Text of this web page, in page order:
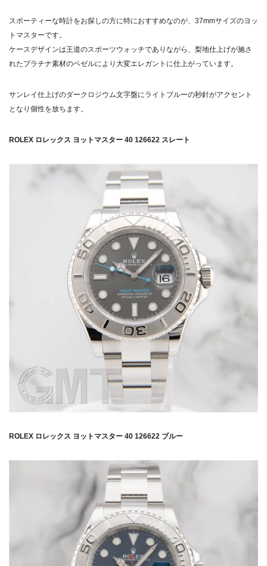
スポーティーな時計をお探しの方に特におすすめなのが、37mmサイズのヨッ
トマスターです。
ケースデザインは王道のスポーツウォッチでありながら、梨地仕上げが施さ
れたプラチナ素材のベゼルにより大変エレガントに仕上がっています。
サンレイ仕上げのダークロジウム文字盤にライトブルーの秒針がアクセント
となり個性を放ちます。
ROLEX ロレックス ヨットマスター 40 126622 スレート
ROLEX ロレックス ヨットマスター 40 126622 ブルー